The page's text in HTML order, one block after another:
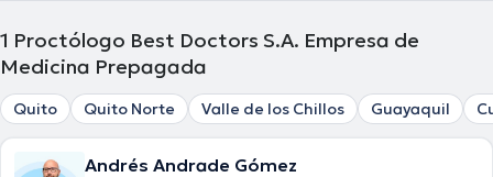
1 Proctólogo Best Doctors S.A. Empresa de
Medicina Prepagada
Quito Quito Norte Valle de los Chillos Guayaquil
Andrés Andrade Gómez